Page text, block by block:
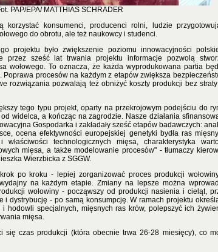
PAP/EPA/ MATTHIAS SCHRADER
korzystać konsumenci, producenci rolni, ludzie
do obrotu, ale też naukowcy i studenci.
projektu było zwiększenie poziomu innowacyjności
przez sześć lat trwania projektu informacje pozwolą
wołowego. To oznacza, że każda wyprodukowana partia
Poprawa procesów na każdym z etapów zwiększa
rozwiązania pozwalają też obniżyć koszty produkcji bez
tego typu projekt, oparty na przekrojowym podejściu do
widelca, a kończąc na zagrodzie. Nasze działania
Gospodarka i zakładały sześć etapów badawczych:
ocena efektywności europejskiej genetyki bydła ras
technologicznych mięsa, charakterystyka
mięsa, a także modelowanie procesów" - tłumaczy
Wierzbicka z SGGW.
po kroku - lepiej zorganizować proces produkcji
na każdym etapie. Zmiany na lepsze można
wołowiny - począwszy od produkcji nasienia i cieląt,
i dystrybucję - po samą konsumpcję. W ramach projektu
hodowli specjalnych, mięsnych ras krów, polepszyć ich
mięsa.
się czas produkcji (która obecnie trwa 26-28 miesięcy), co